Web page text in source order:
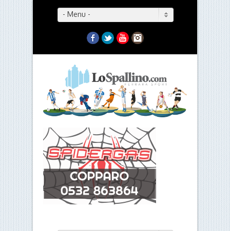
- Menu -
Facebook
TwitterYouTubeInstagram